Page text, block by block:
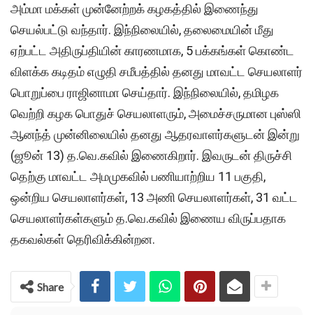
அம்மா மக்கள் முன்னேற்றக் கழகத்தில் இணைந்து
செயல்பட்டு வந்தார். இந்நிலையில், தலைமையின் மீது
ஏற்பட்ட அதிருப்தியின் காரணமாக, 5 பக்கங்கள் கொண்ட
விளக்க கடிதம் எழுதி சமீபத்தில் தனது மாவட்ட செயலாளர்
பொறுப்பை ராஜினாமா செய்தார். இந்நிலையில், தமிழக
வெற்றி கழக பொதுச் செயலாளரும், அமைச்சருமான புஸ்ஸி
ஆனந்த் முன்னிலையில் தனது ஆதரவாளர்களுடன் இன்று
(ஜூன் 13) த.வெ.கவில் இணைகிறார். இவருடன் திருச்சி
தெற்கு மாவட்ட அமமுகவில் பணியாற்றிய 11 பகுதி,
ஒன்றிய செயலாளர்கள், 13 அணி செயலாளர்கள், 31 வட்ட
செயலாளர்கள்களும் த.வெ.கவில் இணைய விருப்பதாக
தகவல்கள் தெரிவிக்கின்றன.
Share